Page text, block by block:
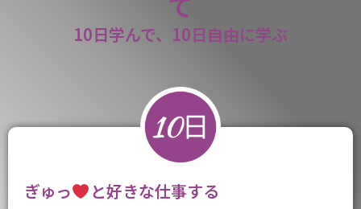
10日学んで、10日自由に学ぶ
ぎゅっ と好きな仕事する